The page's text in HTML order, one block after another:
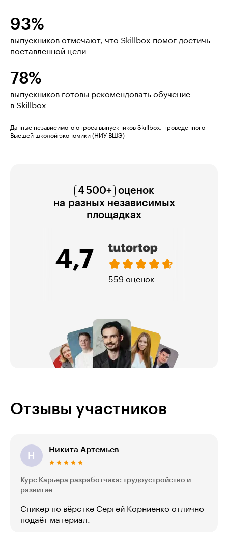
93%
выпускников отмечают, что Skillbox помог достичь
поставленной цели
78%
выпускников готовы рекомендовать обучение
в Skillbox
Данные независимого опроса выпускников Skillbox, проведённого
Высшей школой экономики (НИУ ВШЭ)
4 500+
оценок
на разных независимых
площадках
4,7
559 оценок
Отзывы участников
Н
Никита Артемьев
Курс Карьера разработчика: трудоустройство и
развитие
Спикер по вёрстке Сергей Корниенко отлично
подаёт материал.